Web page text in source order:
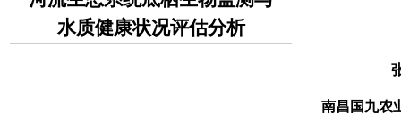
水质健康状况评估分析
南昌国九农